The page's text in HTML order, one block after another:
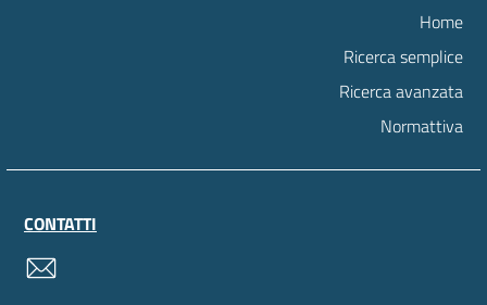
Home
Ricerca semplice
Ricerca avanzata
Normattiva
CONTATTI